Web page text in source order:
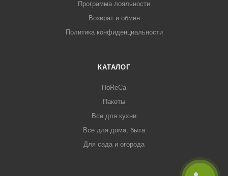
Программа лояльности
Возврат и обмен
Политика конфиденциальности
КАТАЛОГ
HoReCa
Пакеты
Все для кухни
Все для дома, быта
Для сада и огорода